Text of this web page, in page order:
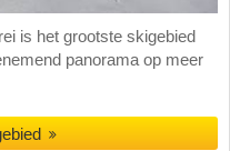
is het grootste skigebied
panorama op meer